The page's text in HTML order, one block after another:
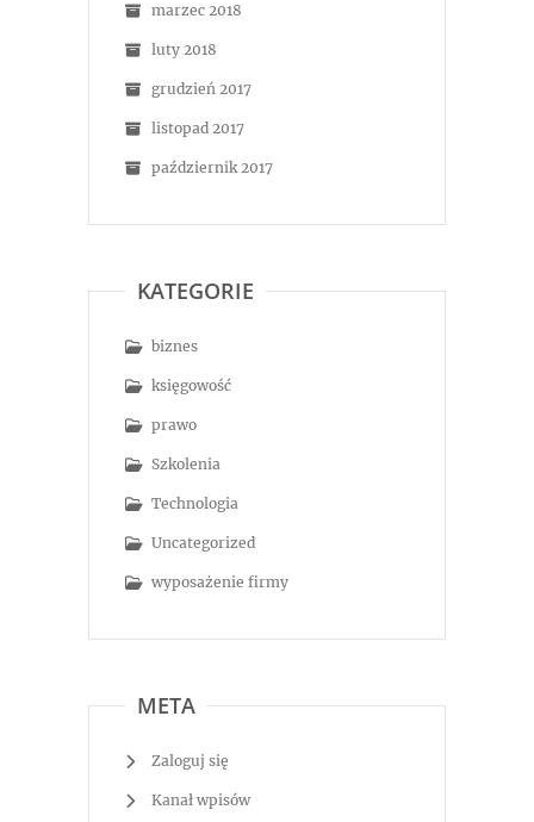
marzec 2018
luty 2018
grudzień 2017
listopad 2017
październik 2017
KATEGORIE
biznes
księgowość
prawo
Szkolenia
Technologia
Uncategorized
wyposażenie firmy
META
Zaloguj się
Kanał wpisów